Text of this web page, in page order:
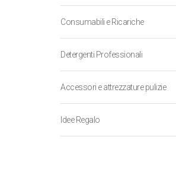
Consumabili e Ricariche
Detergenti Professionali
Accessori e attrezzature pulizie
Idee Regalo